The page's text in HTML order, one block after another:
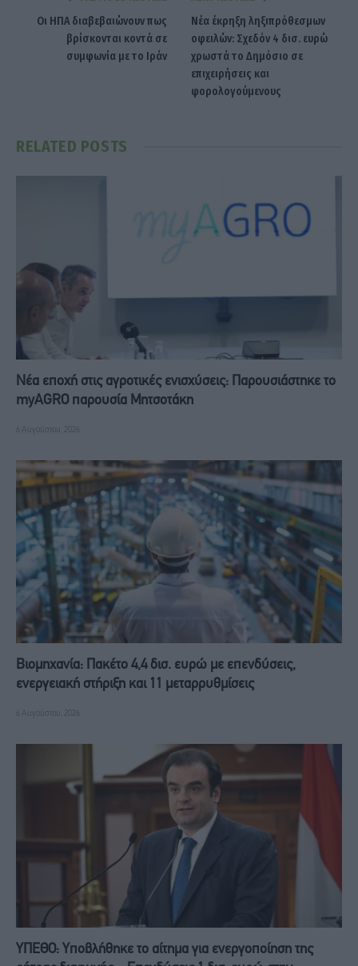
Οι ΗΠΑ διαβεβαιώνουν πως
βρίσκονται κοντά σε
συμφωνία με το Ιράν
Νέα έκρηξη ληξιπρόθεσμων
οφειλών: Σχεδόν 4 δισ. ευρώ
χρωστά το Δημόσιο σε
επιχειρήσεις και
φορολογούμενους
RELATED POSTS
Νέα εποχή στις αγροτικές ενισχύσεις: Παρουσιάστηκε το
myAGRO παρουσία Μητσοτάκη
6 Αυγούστου, 2026
Βιομηχανία: Πακέτο 4,4 δισ. ευρώ με επενδύσεις,
ενεργειακή στήριξη και 11 μεταρρυθμίσεις
6 Αυγούστου, 2026
ΥΠΕΘΟ: Υποβλήθηκε το αίτημα για ενεργοποίηση της